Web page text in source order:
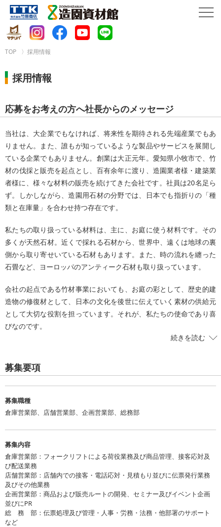
TOP 採用情報
採用情報
応募をお考えの方へ社長からのメッセージ
当社は、大企業でもなければ、将来性を期待される先端産業でもあ
りません。また、誰もが知っているような製品やサービスを展開し
ている企業でもありません。創業は大正元年。愛知県小牧市で、竹
材の伐採と販売を起点とし、百有余年に渡り、造園業者様・建築業
者様に、様々な材料の販売を続けてきた会社です。社員は20名足ら
ず。しかしながら、造園用石材の分野では、日本でも指折りの「種
類と在庫量」を合わせ持つ存在です。
私たちの取り扱っている材料は、主に、お庭に使う材料です。その
多くが天然石材。近くで採れる石材から、世界中、遠くは地球の裏
側から取り寄せいている石材もあります。また、時の流れを纏った
石畳など、ヨーロッパのアンティーク石材も取り扱っています。
会社の起点である竹材事業においても、お庭の彩として、歴史的建
造物の修復材として、日本の文化を後世に伝えていく素材の供給元
として大切な役割を担っています。それが、私たちの使命であり喜
びなのです。
「庭をもつ」という夢が一大ブームになったのは今からずいぶん前
ら「エクステリア」へと人々の関心が移っていきました。ライフス
タイルが大きく変わり、私たちの社業である「お庭の文化」がなか
なか広まっていかない傾向にあります。その一方で、とても元気な
若い造園家や建築家が、斬新な発想でお庭や建物にチャレンジして
います。全国各地で、様々なお庭のイベントも開催されるようにな
くても人に安らぎや活力を与えるものだと思うのです。 私たちは、
少しでも、夢見る造園家や建築家のお役に立ちたいという思いで仕
事をしています。
以前は、材料を売ることのみが仕事でしたが、近年は、技術講習会
を企画したり、造園家と建築家の交流会を開催したり、世界の石材
産地の様子や若手造園家を発信するPR誌を発行したり、さらに、い
募集要項
募集職種
倉庫営業部、店舗営業部、企画営業部、総務部
募集内容
倉庫営業部：フォークリフトによる荷役業務及び商品管理、接客応対及
び配送業務
店舗営業部：店舗内での接客・電話応対・見積もり並びに伝票発行業務
及びその他業務
企画営業部：商品および販売ルートの開発、セミナー及びイベント企画
並びにPR
総 務 部：伝票処理及び管理・人事・労務・法務・他部署のサポート
など